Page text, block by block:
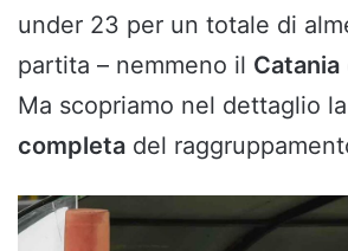
under 23 per un totale di
partita – nemmeno il Catania
Ma scopriamo nel dettaglio la
completa del